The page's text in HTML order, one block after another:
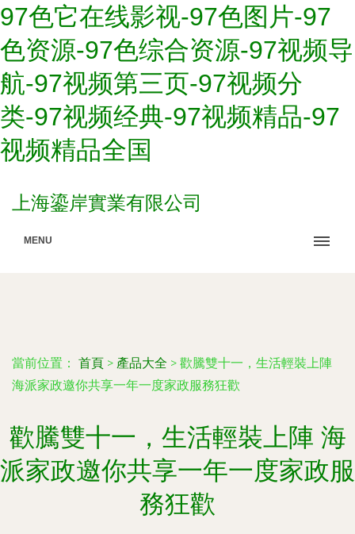
97色它在线影视-97色图片-97
色资源-97色综合资源-97视频导
航-97视频第三页-97视频分
类-97视频经典-97视频精品-97
视频精品全国
上海鎏岸實業有限公司
MENU
當前位置： 首頁 > 產品大全 > 歡騰雙十一，生活輕裝上陣
海派家政邀你共享一年一度家政服務狂歡
歡騰雙十一，生活輕裝上陣 海
派家政邀你共享一年一度家政服
務狂歡